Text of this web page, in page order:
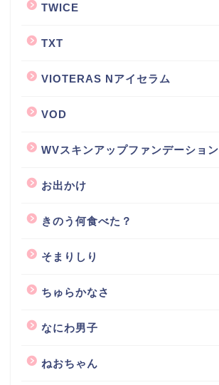
TWICE
TXT
VIOTERAS Nアイセラム
VOD
WVスキンアップファンデーション
お出かけ
きのう何食べた？
そまりしり
ちゅらかなさ
なにわ男子
ねおちゃん